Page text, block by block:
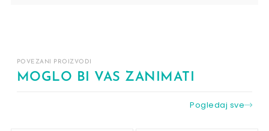
POVEZANI PROIZVODI
MOGLO BI VAS ZANIMATI
Pogledaj sve